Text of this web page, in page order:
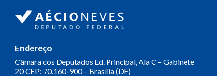
Endereço
Câmara dos Deputados Ed. Principal, Ala C – Gabinete
20CEP: 70.160-900 – Brasília (DF)